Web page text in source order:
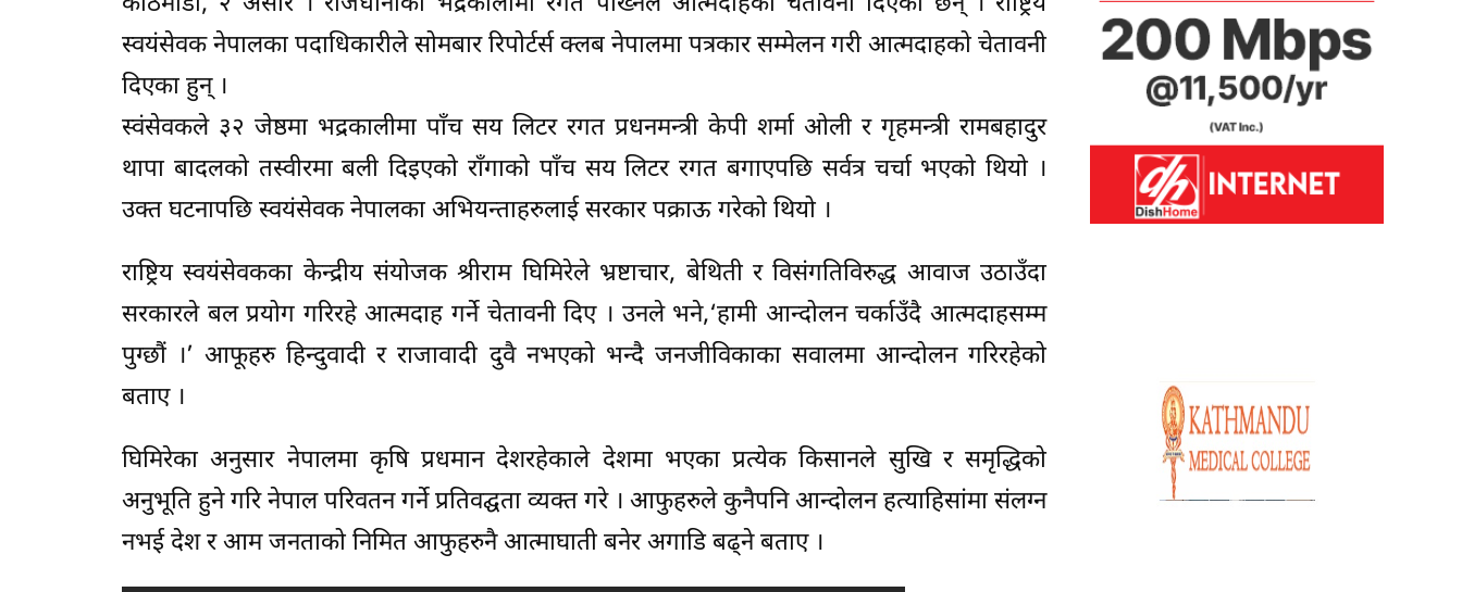
स्वयंसेवक नेपालका पदाधिकारीले सोमबार रिपोर्टर्स क्लब नेपालमा पत्रकार सम्मेलन गरी आत्मदाहको चेतावनी
दिएका हुन् ।
स्वंसेवकले ३२ जेष्ठमा भद्रकालीमा पाँच सय लिटर रगत प्रधनमन्त्री केपी शर्मा ओली र गृहमन्त्री रामबहादुर
थापा बादलको तस्वीरमा बली दिइएको राँगाको पाँच सय लिटर रगत बगाएपछि सर्वत्र चर्चा भएको थियो ।
उक्त घटनापछि स्वयंसेवक नेपालका अभियन्ताहरुलाई सरकार पक्राऊ गरेको थियो ।
राष्ट्रिय स्वयंसेवकका केन्द्रीय संयोजक श्रीराम घिमिरेले भ्रष्टाचार, बेथिती र विसंगतिविरुद्ध आवाज उठाउँदा
सरकारले बल प्रयोग गरिरहे आत्मदाह गर्ने चेतावनी दिए । उनले भने,‘हामी आन्दोलन चर्काउँदै आत्मदाहसम्म
पुग्छौं ।’ आफूहरु हिन्दुवादी र राजावादी दुवै नभएको भन्दै जनजीविकाका सवालमा आन्दोलन गरिरहेको
बताए ।
घिमिरेका अनुसार नेपालमा कृषि प्रधमान देशरहेकाले देशमा भएका प्रत्येक किसानले सुखि र समृद्धिको
अनुभूति हुने गरि नेपाल परिवतन गर्ने प्रतिवद्घता व्यक्त गरे । आफुहरुले कुनैपनि आन्दोलन हत्याहिसांमा संलग्न
नभई देश र आम जनताको निमित आफुहरुनै आत्माघाती बनेर अगाडि बढ्ने बताए ।